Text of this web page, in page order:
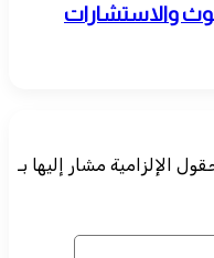
والاستشارات
الإلزامية مشار إليها بـ